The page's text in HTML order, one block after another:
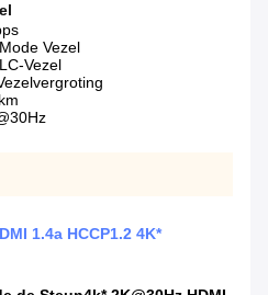
Vezel
Vezel
1.4a HCCP1.2 4K*